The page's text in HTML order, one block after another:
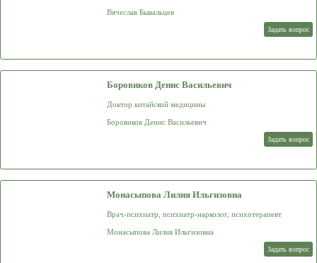
Вячеслав Бывальцев
Задать вопрос
Боровиков Денис Васильевич
Доктор китайской медицины
Боровиков Денис Васильевич
Задать вопрос
Монасыпова Лилия Ильгизовна
Врач-психиатр, психиатр-нарколог, психотерапевт
Монасыпова Лилия Ильгизовна
Задать вопрос